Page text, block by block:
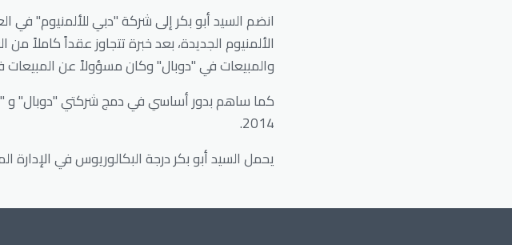
والمبيعات في "دوبال" وكان مسؤولاً عن المبيعات
كما ساهم بدور أساسي في دمج شركتي "دوبال" و
2014.
يحمل السيد أبو بكر درجة البكالوريوس في الإدارة